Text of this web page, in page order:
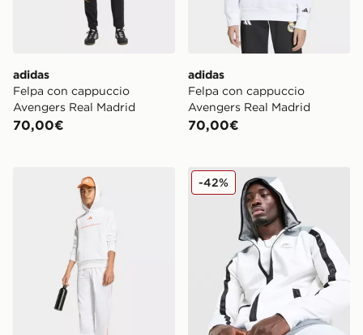
adidas
Felpa con cappuccio
Avengers Real Madrid
70,00€
adidas
Felpa con cappuccio
Avengers Real Madrid
70,00€
adidas Felpa con cappuccio Slogan Fleece
Nike Air Max Poly Full Zip
-42%